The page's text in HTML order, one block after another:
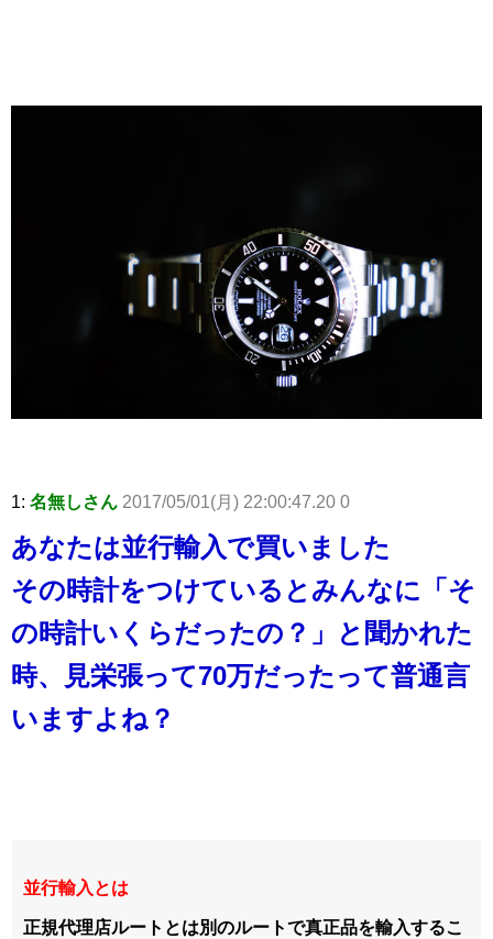
1: 名無しさん 2017/05/01(月) 22:00:47.20 0
あなたは並行輸入で買いました
その時計をつけているとみんなに「そ
の時計いくらだったの？」と聞かれた
時、見栄張って70万だったって普通言
いますよね？
並行輸入とは
正規代理店ルートとは別のルートで真正品を輸入するこ